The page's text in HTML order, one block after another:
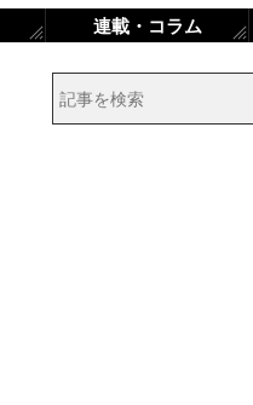
連載・コラム